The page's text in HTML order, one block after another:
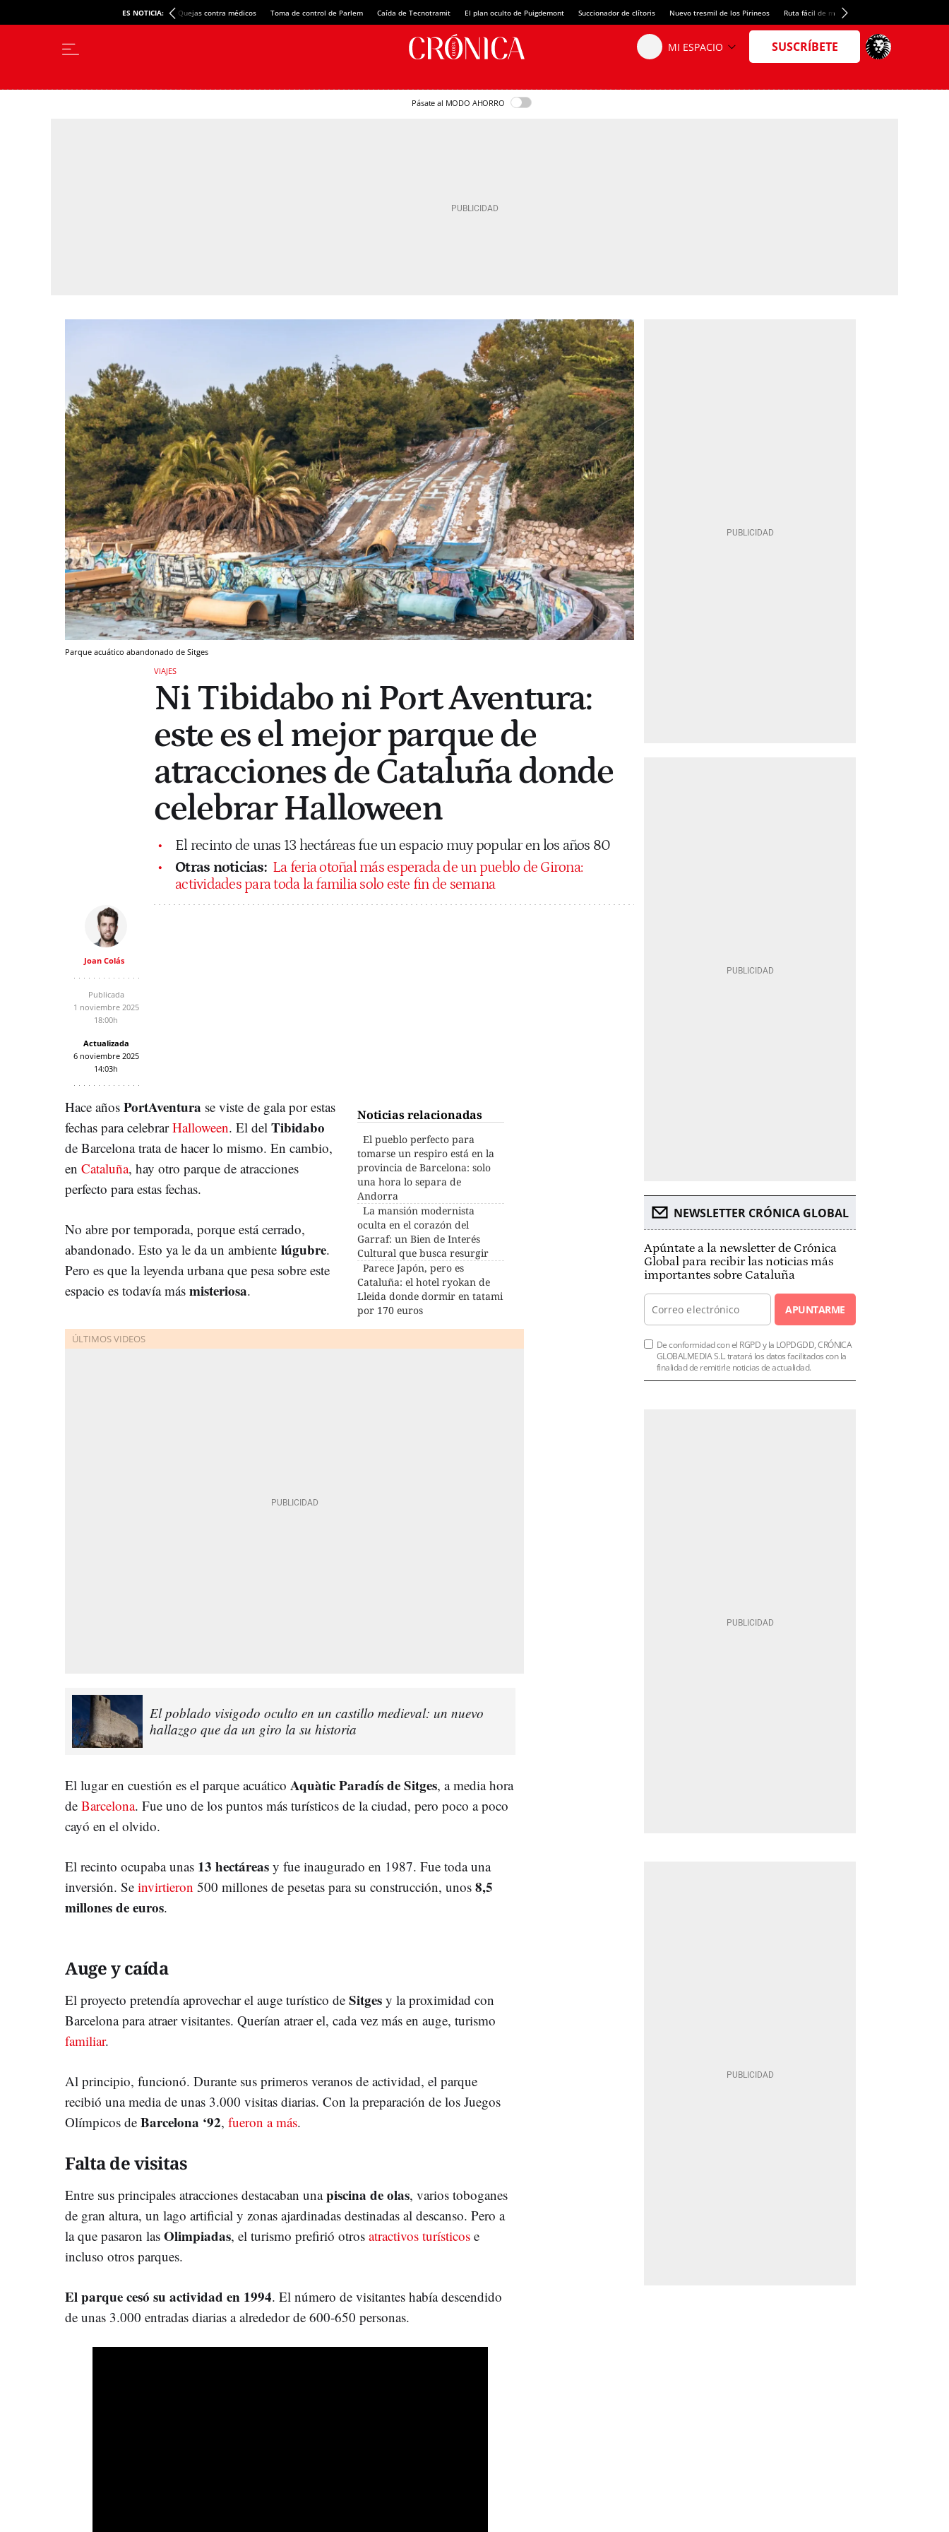
ES NOTICIA: Quejas contra médicos Toma de control de Parlem Caída de Tecnotramit El plan oculto de Puigdemont Succionador de clítoris Nuevo tresmil de los Pirineos Ruta fácil de montaña
Pásate al MODO AHORRO
Parque acuático abandonado de Sitges
VIAJES
Ni Tibidabo ni Port Aventura:
este es el mejor parque de
atracciones de Cataluña donde
celebrar Halloween
El recinto de unas 13 hectáreas fue un espacio muy popular en los años 80
Otras noticias: La feria otoñal más esperada de un pueblo de Girona:
actividades para toda la familia solo este fin de semana
Joan Colás
Publicada
1 noviembre 2025
18:00h
Actualizada
6 noviembre 2025
14:03h
Noticias relacionadas
El pueblo perfecto para
tomarse un respiro está en la
provincia de Barcelona: solo
una hora lo separa de
Andorra
La mansión modernista
oculta en el corazón del
Garraf: un Bien de Interés
Cultural que busca resurgir
Parece Japón, pero es
Cataluña: el hotel ryokan de
Lleida donde dormir en tatami
por 170 euros
Hace años PortAventura se viste de gala por estas
fechas para celebrarHalloween. El del Tibidabo
de Barcelona trata de hacer lo mismo. En cambio,
en Cataluña, hay otro parque de atracciones
perfecto para estas fechas.
No abre por temporada, porque está cerrado,
abandonado. Esto ya le da un ambiente lúgubre.
Pero es que la leyenda urbana que pesa sobre este
espacio es todavía más misteriosa.
El poblado visigodo oculto en un castillo medieval: un nuevo
hallazgo que da un giro la su historia
El lugar en cuestión es el parque acuático Aquàtic Paradís de Sitges, a media hora
de Barcelona. Fue uno de los puntos más turísticos de la ciudad, pero poco a poco
cayó en el olvido.
El recinto ocupaba unas 13 hectáreas y fue inaugurado en 1987. Fue toda una
inversión. Se invirtieron 500 millones de pesetas para su construcción, unos 8,5
millones de euros.
Auge y caída
El proyecto pretendía aprovechar el auge turístico de Sitges y la proximidad con
Barcelona para atraer visitantes. Querían atraer el, cada vez más en auge, turismo
familiar.
Al principio, funcionó. Durante sus primeros veranos de actividad, el parque
recibió una media de unas 3.000 visitas diarias. Con la preparación de los Juegos
Olímpicos de Barcelona ‘92, fueron a más.
Falta de visitas
Entre sus principales atracciones destacaban unapiscina de olas, varios toboganes
de gran altura, un lago artificial y zonas ajardinadas destinadas al descanso. Pero a
la que pasaron las Olimpiadas, el turismo prefirió otros atractivos turísticos e
incluso otros parques.
El parque cesó su actividad en 1994. El número de visitantes había descendido
de unas 3.000 entradas diarias a alrededor de 600-650 personas.
NEWSLETTER CRÓNICA GLOBAL
Apúntate a la newsletter de Crónica
Global para recibir las noticias más
importantes sobre Cataluña
APUNTARME
De conformidad con el RGPD y la LOPDGDD, CRÓNICA
GLOBALMEDIA S.L. tratará los datos facilitados con la
finalidad de remitirle noticias de actualidad.